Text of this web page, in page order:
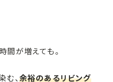
間が増えても。
む、余裕のあるリビング